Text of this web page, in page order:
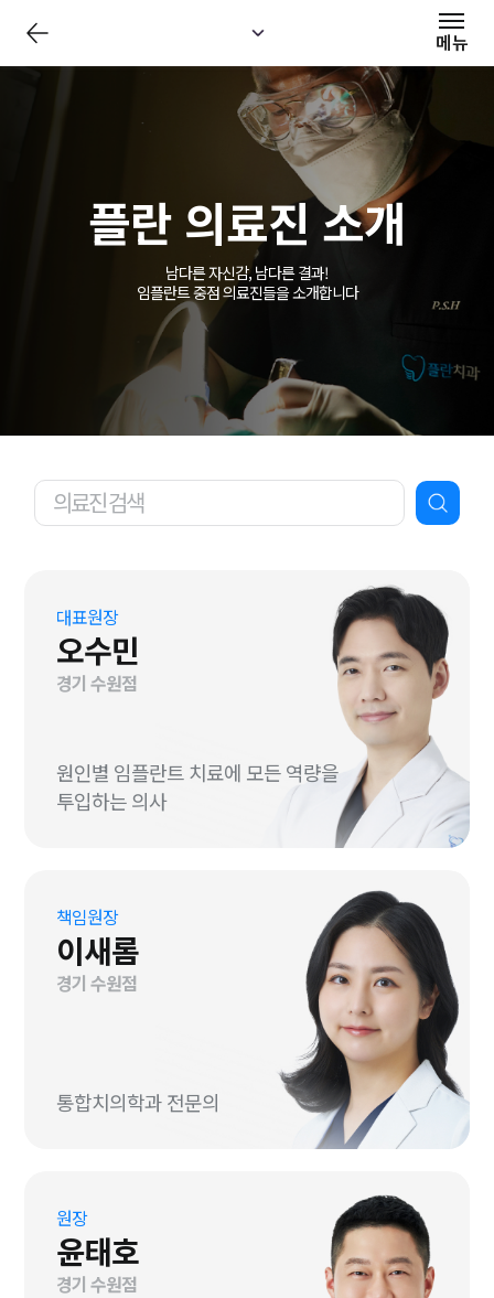
메뉴
뉴
플란 의료진 소개
남다른 자신감, 남다른 결과!
임플란트 중점 의료진들을 소개합니다
대표원장
오수민
경기 수원점
원인별 임플란트 치료에 모든 역량을
투입하는 의사
책임원장
이새롬
경기 수원점
통합치의학과 전문의
원장
윤태호
경기 수원점